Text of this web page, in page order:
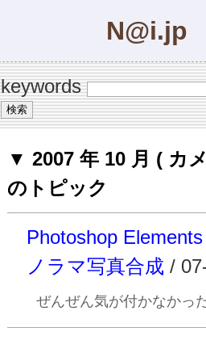
N@i.jp
keywords
▼ 2007 年 10 月 ( カ
のトピック
Photoshop
ノラマ写真合成 /
ぜんぜん気が付かなかっ